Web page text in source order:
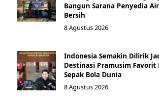
Bangun Sarana Penyedia Air
Bersih
8 Agustus 2026
Indonesia Semakin Dilirik
Destinasi Pramusim Favorit
Sepak Bola Dunia
8 Agustus 2026